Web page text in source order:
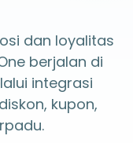
dan loyalitas
berjalan di
integrasi
kupon,